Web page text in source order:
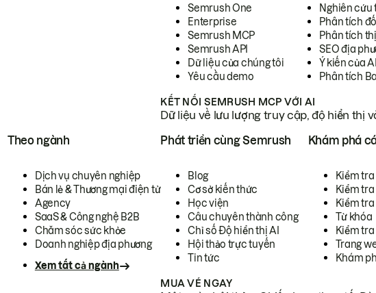
Semrush One
Enterprise
Semrush MCP
Semrush API
Dữ liệu của chúng tôi
Yêu cầu demo
Nghiên cứu
Phân tích
Phân tích
SEO địa
Ý kiến của
Phân tích
KẾT NỐI SEMRUSH MCP VỚI AI
Dữ liệu về lưu lượng truy cập, độ hiển thị
Theo ngành
Dịch vụ chuyên nghiệp
Bán lẻ & Thương mại điện tử
Agency
SaaS & Công nghệ B2B
Chăm sóc sức khỏe
Doanh nghiệp địa phương
Xem tất cả ngành
Phát triển cùng Semrush
Blog
Cơ sở kiến thức
Học viện
Câu chuyên thành công
Chỉ số Độ hiển thị AI
Hội thảo trực tuyến
Tin tức
Khám phá
Kiểm
Kiểm tra
Kiểm
Từ khóa
Kiểm
Trang
Khám
MUA VÉ NGAY